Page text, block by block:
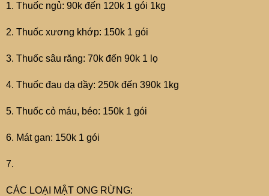
1. Thuốc ngủ: 90k đến 120k 1 gói 1kg
2. Thuốc xương khớp: 150k 1 gói
3. Thuốc sâu răng: 70k đến 90k 1 lọ
4. Thuốc đau dạ dầy: 250k đến 390k 1kg
5. Thuốc cỏ máu, béo: 150k 1 gói
6. Mát gan: 150k 1 gói
7.
CÁC LOẠI MẬT ONG RỪNG: